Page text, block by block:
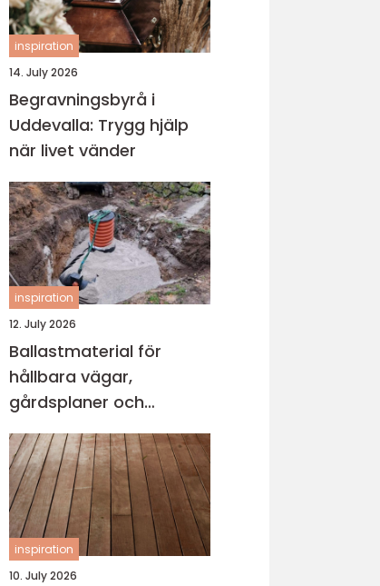
inspiration
14. July 2026
Begravningsbyrå i
Uddevalla: Trygg hjälp
när livet vänder
inspiration
12. July 2026
Ballastmaterial för
hållbara vägar,
gårdsplaner och
byggprojekt
inspiration
10. July 2026